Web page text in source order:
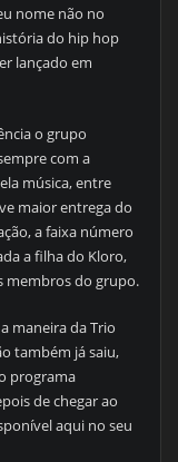
nome não no
do hip hop
lançado em
o grupo
com a
música, entre
maior entrega do
a faixa número
a filha do Kloro,
membros do grupo.
maneira da Trio
também já saiu,
programa
de chegar ao
aqui no seu